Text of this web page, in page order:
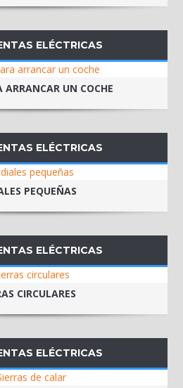
ELÉCTRICAS
ARRANCAR UN COCHE
ELÉCTRICAS
PEQUEÑAS
ELÉCTRICAS
CIRCULARES
ELÉCTRICAS